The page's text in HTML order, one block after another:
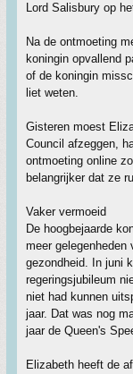
Lord Salisbury op
Na de ontmoeting
koningin opvallend
of de koningin
liet weten.
Gisteren moest
Council afzeggen,
ontmoeting online
belangrijker dat ze
Vaker vermoeid
De hoogbejaarde
meer gelegenheden
gezondheid. In juni
regeringsjubileum
niet had kunnen
jaar. Dat was nog
jaar de Queen's
Elizabeth heeft de